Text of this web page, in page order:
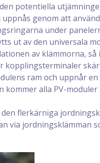
potentiella
genom att
under
ut av den universala
av klämmorna,
kopplingsterminaler
ram och uppnår
kommer alla PV-
flerkärniga
via jordningsklämman